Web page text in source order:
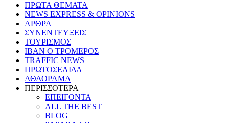
ΠΡΩΤΑ ΘΕΜΑΤΑ
NEWS EXPRESS & OPINIONS
ΑΡΘΡΑ
ΣΥΝΕΝΤΕΥΞΕΙΣ
ΤΟΥΡΙΣΜΟΣ
ΙΒΑΝ Ο ΤΡΟΜΕΡΟΣ
TRAFFIC NEWS
ΠΡΩΤΟΣΕΛΙΔΑ
ΑΘΛΟΡΑΜΑ
ΠΕΡΙΣΣΟΤΕΡΑ
ΕΠΕΙΓΟΝΤΑ
ALL THE BEST
BLOG